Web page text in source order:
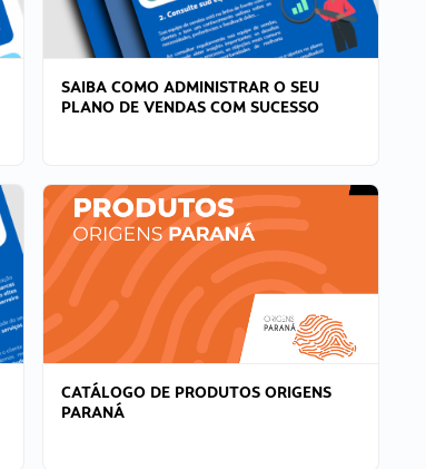
SAIBA COMO ADMINISTRAR O SEU
PLANO DE VENDAS COM SUCESSO
CATÁLOGO DE PRODUTOS ORIGENS
PARANÁ